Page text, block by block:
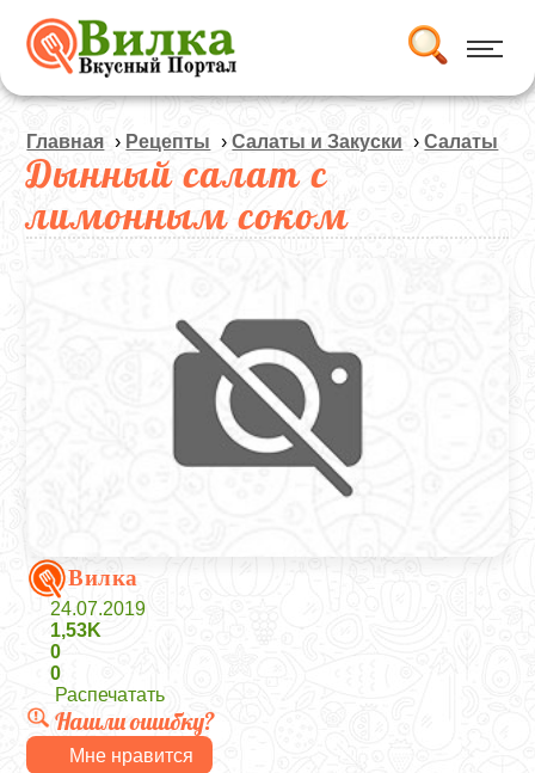
Главная › Рецепты ›Салаты и Закуски ›Салаты
Дынный салат с
лимонным соком
Вилка
24.07.2019
1,53K
0
0
Распечатать
Нашли ошибку?
Мне нравится